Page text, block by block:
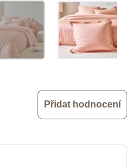
Přidat hodnocení